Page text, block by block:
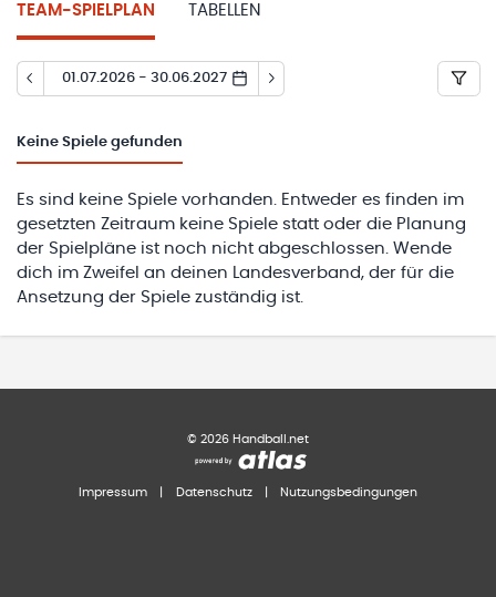
TEAM-SPIELPLAN TABELLEN
01.07.2026 - 30.06.2027
Keine Spiele gefunden
Es sind keine Spiele vorhanden. Entweder es finden im
gesetzten Zeitraum keine Spiele statt oder die Planung
der Spielpläne ist noch nicht abgeschlossen. Wende
dich im Zweifel an deinen Landesverband, der für die
Ansetzung der Spiele zuständig ist.
© 2026 Handball.net
Impressum Datenschutz Nutzungsbedingungen